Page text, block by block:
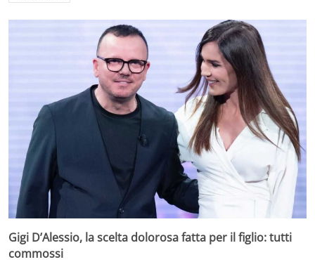
Gigi D’Alessio, la scelta dolorosa fatta per il figlio: tutti
commossi